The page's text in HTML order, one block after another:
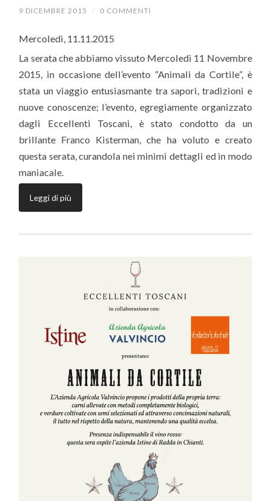
9 DICEMBRE 2015 / 0 COMMENTI
Mercoledì, 11.11.2015
La serata che abbiamo vissuto Mercoledì 11 Novembre
2015, in occasione dell’evento “Animali da Cortile”, è
stata un viaggio entusiasmante tra sapori, tradizioni e
nuove conoscenze; l’evento, egregiamente organizzato
dagli Eccellenti Toscani, è stato condotto da un
brillante Franco Kisterman, che ha voluto e creato
questa serata, curandola nei minimi dettagli ed in modo
maniacale.
Leggi di più